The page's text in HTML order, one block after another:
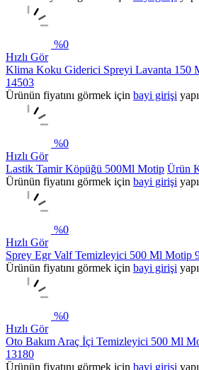
%0
Hızlı Gör
Klima Koku Giderici Spreyi Lavanta 150
14503
Ürünün fiyatını görmek için bayi girişi
%0
Hızlı Gör
Lastik Tamir Köpüğü 500Ml Motip Ürün
Ürünün fiyatını görmek için bayi girişi
%0
Hızlı Gör
Sprey Egr Valf Temizleyici 500 Ml Motip
Ürünün fiyatını görmek için bayi girişi
%0
Hızlı Gör
Oto Bakım Araç İçi Temizleyici 500 Ml
13180
Ürünün fiyatını görmek için bayi girişi